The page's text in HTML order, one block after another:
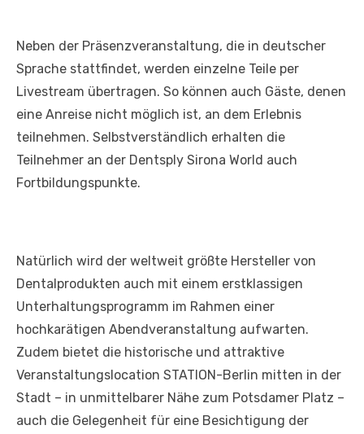
Neben der Präsenzveranstaltung, die in deutscher
Sprache stattfindet, werden einzelne Teile per
Livestream übertragen. So können auch Gäste, denen
eine Anreise nicht möglich ist, an dem Erlebnis
teilnehmen. Selbstverständlich erhalten die
Teilnehmer an der Dentsply Sirona World auch
Fortbildungspunkte.
Natürlich wird der weltweit größte Hersteller von
Dentalprodukten auch mit einem erstklassigen
Unterhaltungsprogramm im Rahmen einer
hochkarätigen Abendveranstaltung aufwarten.
Zudem bietet die historische und attraktive
Veranstaltungslocation STATION-Berlin mitten in der
Stadt – in unmittelbarer Nähe zum Potsdamer Platz –
auch die Gelegenheit für eine Besichtigung der